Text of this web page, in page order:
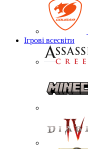
Ігрові всесвіти